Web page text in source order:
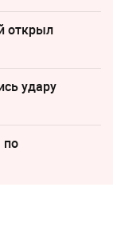
открыл
удару